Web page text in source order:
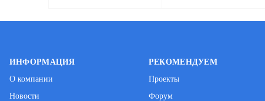
ИНФОРМАЦИЯ
О компании
Новости
РЕКОМЕНДУЕМ
Проекты
Форум